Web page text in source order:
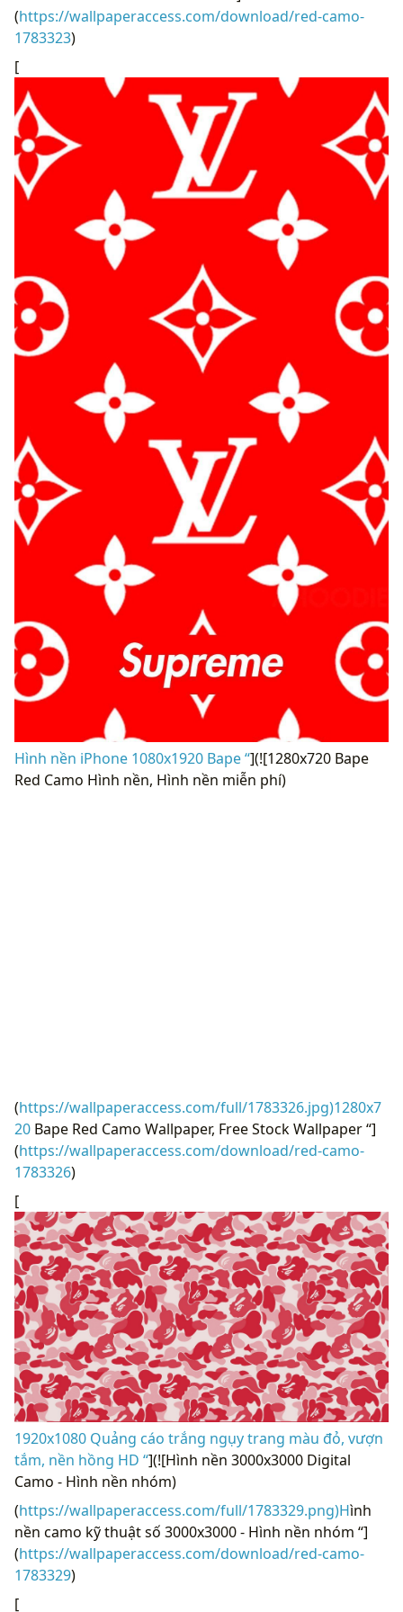
(https://wallpaperaccess.com/download/red-camo-
1783323)
[
Hình nền iPhone 1080x1920 Bape “](![1280x720 Bape
Red Camo Hình nền, Hình nền miễn phí)
(https://wallpaperaccess.com/full/1783326.jpg)1280x7
20 Bape Red Camo Wallpaper, Free Stock Wallpaper “]
(https://wallpaperaccess.com/download/red-camo-
1783326)
[
1920x1080 Quảng cáo trắng ngụy trang màu đỏ, vượn
tắm, nền hồng HD “](![Hình nền 3000x3000 Digital
Camo - Hình nền nhóm)
(https://wallpaperaccess.com/full/1783329.png)Hình
nền camo kỹ thuật số 3000x3000 - Hình nền nhóm “]
(https://wallpaperaccess.com/download/red-camo-
1783329)
[